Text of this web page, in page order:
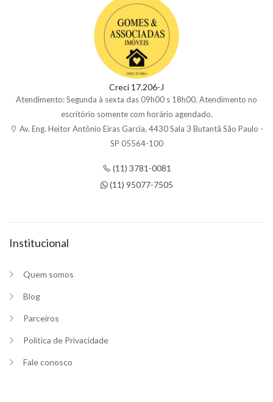
Creci 17.206-J
Atendimento: Segunda à sexta das 09h00 s 18h00. Atendimento no
escritório somente com horário agendado.
Av. Eng. Heitor Antônio Eiras Garcia, 4430 Sala 3 Butantã São Paulo -
SP 05564-100
(11) 3781-0081
(11) 95077-7505
Institucional
Quem somos
Blog
Parceiros
Política de Privacidade
Fale conosco